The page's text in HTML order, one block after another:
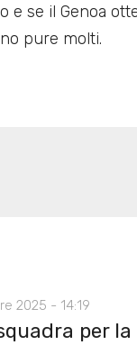
e se il Genoa
pure molti.
2025 - 14:19
per